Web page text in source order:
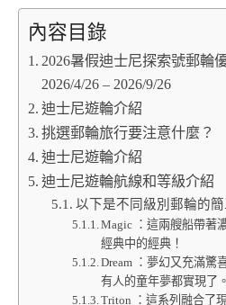
內容目錄
2026暑假迪士尼探索號郵輪
2026/4/26 – 2026/9/26
迪士尼遊輪介紹
挑選郵輪旅行要注意什麼？
迪士尼遊輪介紹
迪士尼遊輪航線和等級介紹
以下是不同級別郵輪的簡
Magic ：這兩艘船帶著
經典中的經典！
Dream ：夢幻又充滿驚
有人的童年夢都實現了。
Triton ：這系列融合了